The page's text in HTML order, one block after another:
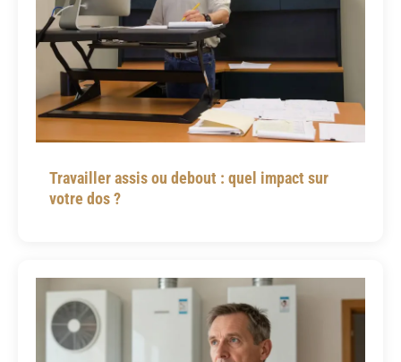
Travailler assis ou debout : quel impact sur
votre dos ?